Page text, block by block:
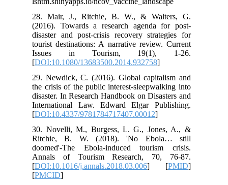
28. Mair, J., Ritchie, B. W., & Walters, G.
(2016). Towards a research agenda for post-
disaster and post-crisis recovery strategies for
tourist destinations: A narrative review. Current
Issues in Tourism, 19(1), 1-26.
[DOI:10.1080/13683500.2014.932758
29. Newdick, C. (2016). Global capitalism and
the crisis of the public interest-sleepwalking into
disaster. In Research Handbook on Disasters and
International Law. Edward Elgar Publishing.
[DOI:10.4337/9781784717407.00012
30. Novelli, M., Burgess, L. G., Jones, A., &
Ritchie, B. W. (2018). 'No Ebola… still
doomed'-The Ebola-induced tourism crisis.
Annals of Tourism Research, 70, 76-87.
[DOI:10.1016/j.annals.2018.03.006 ] [PMID
[PMCID